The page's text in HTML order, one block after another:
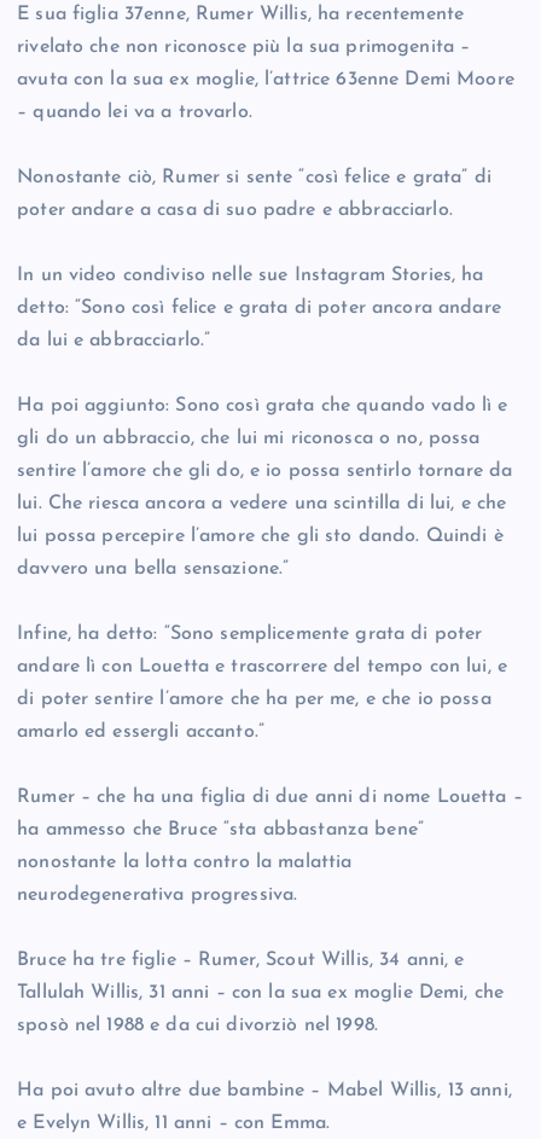
E sua figlia 37enne, Rumer Willis, ha recentemente
rivelato che non riconosce più la sua primogenita –
avuta con la sua ex moglie, l’attrice 63enne Demi Moore
– quando lei va a trovarlo.
Nonostante ciò, Rumer si sente “così felice e grata” di
poter andare a casa di suo padre e abbracciarlo.
In un video condiviso nelle sue Instagram Stories, ha
detto: “Sono così felice e grata di poter ancora andare
da lui e abbracciarlo.”
Ha poi aggiunto: Sono così grata che quando vado lì e
gli do un abbraccio, che lui mi riconosca o no, possa
sentire l’amore che gli do, e io possa sentirlo tornare da
lui. Che riesca ancora a vedere una scintilla di lui, e che
lui possa percepire l’amore che gli sto dando. Quindi è
davvero una bella sensazione.”
Infine, ha detto: “Sono semplicemente grata di poter
andare lì con Louetta e trascorrere del tempo con lui, e
di poter sentire l’amore che ha per me, e che io possa
amarlo ed essergli accanto.”
Rumer – che ha una figlia di due anni di nome Louetta –
ha ammesso che Bruce “sta abbastanza bene”
nonostante la lotta contro la malattia
neurodegenerativa progressiva.
Bruce ha tre figlie – Rumer, Scout Willis, 34 anni, e
Tallulah Willis, 31 anni – con la sua ex moglie Demi, che
sposò nel 1988 e da cui divorziò nel 1998.
Ha poi avuto altre due bambine – Mabel Willis, 13 anni,
e Evelyn Willis, 11 anni – con Emma.